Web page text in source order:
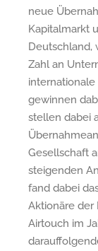
neue
Kapitalmarkt
Deutschland,
Zahl an
gewinnen
stellen dabei
Gesellschaft
steigenden
fand dabei
Aktionäre der
Airtouch im